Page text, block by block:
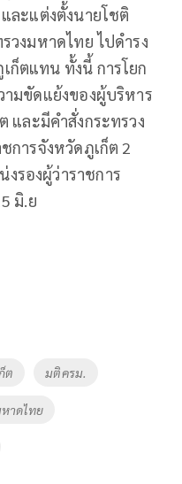
ละแต่งตั้งนายโชติ
วงมหาดไทย ไปดำรง
ก็ตแทน ทั้งนี้ การโยก
ามขัดแย้งของผู้บริหาร
และมีคำสั่งกระทรวง
การจังหวัดภูเก็ต 2
รองผู้ว่าราชการ
มิ.ย
ต มติครม.
าดไทย